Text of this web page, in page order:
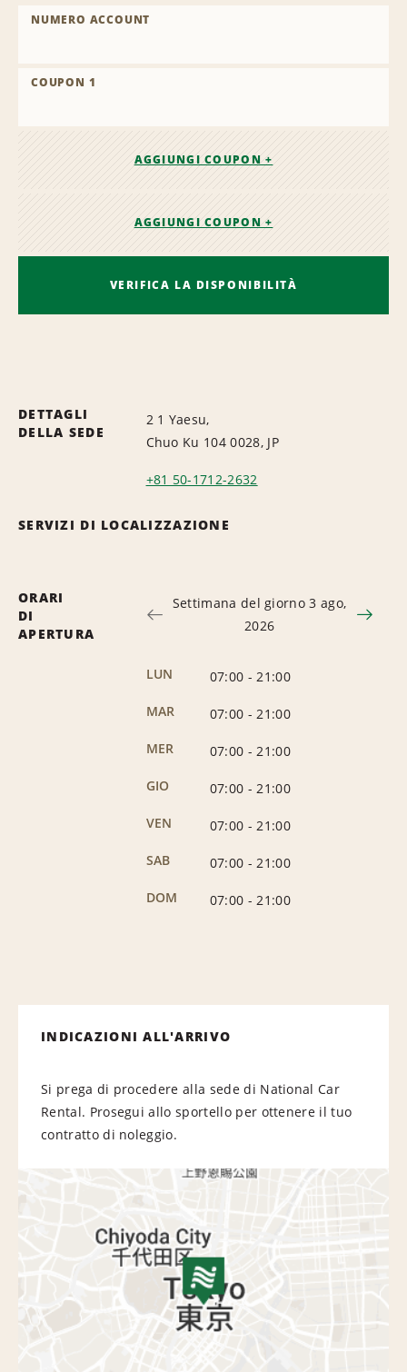
NUMERO ACCOUNT
COUPON 1
AGGIUNGI COUPON +
AGGIUNGI COUPON +
VERIFICA LA DISPONIBILITÀ
DETTAGLI
DELLA SEDE
2 1 Yaesu,
Chuo Ku 104 0028, JP
+81 50-1712-2632
SERVIZI DI LOCALIZZAZIONE
ORARI
DI
APERTURA
Settimana del giorno 3 ago,
2026
LUN 07:00 - 21:00
MAR
07:00 - 21:00
MER
07:00 - 21:00
GIO
07:00 - 21:00
VEN
07:00 - 21:00
SAB
07:00 - 21:00
DOM
07:00 - 21:00
INDICAZIONI ALL'ARRIVO
Si prega di procedere alla sede di National Car
Rental. Prosegui allo sportello per ottenere il tuo
contratto di noleggio.